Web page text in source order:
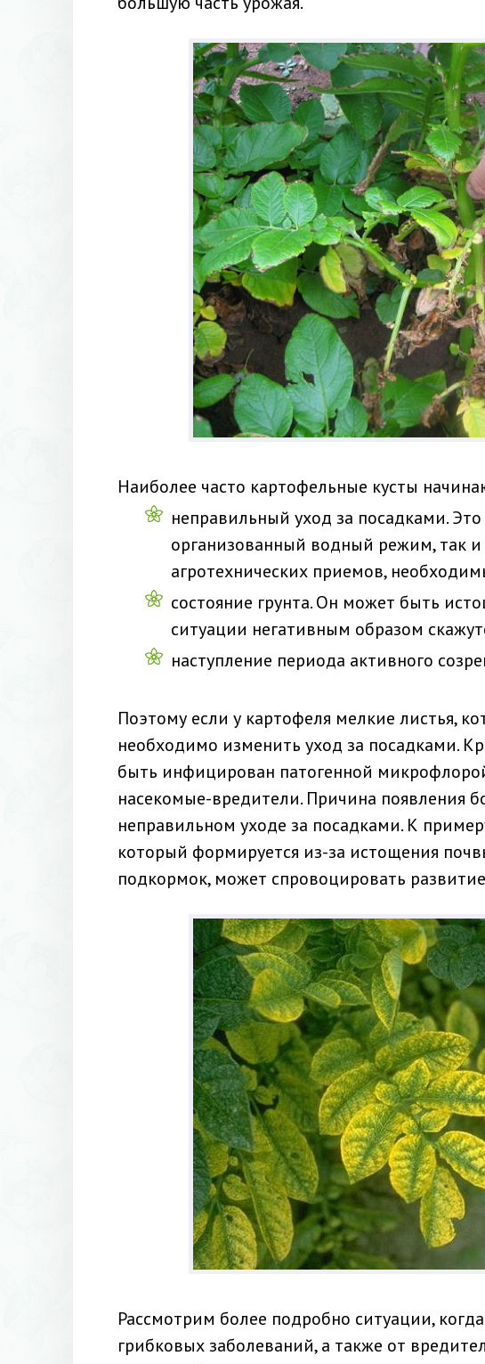
Наиболее часто картофельные кусты
неправильный уход за посадками.
организованный водный режим, так
агротехнических приемов,
состояние грунта. Он может быть
ситуации негативным образом
наступление периода активного
Поэтому если у картофеля мелкие листья,
необходимо изменить уход за посадками.
быть инфицирован патогенной
насекомые-вредители. Причина появления
неправильном уходе за посадками. К
который формируется из-за истощения
подкормок, может спровоцировать
Рассмотрим более подробно ситуации,
грибковых заболеваний, а также от